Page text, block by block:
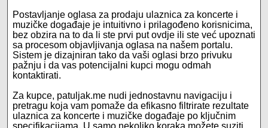
Postavljanje oglasa za prodaju ulaznica za koncerte i
muzičke događaje je intuitivno i prilagođeno korisnicima,
bez obzira na to da li ste prvi put ovdje ili ste već upoznati
sa procesom objavljivanja oglasa na našem portalu.
Sistem je dizajniran tako da vaši oglasi brzo privuku
pažnju i da vas potencijalni kupci mogu odmah
kontaktirati.
Za kupce, patuljak.me nudi jednostavnu navigaciju i
pretragu koja vam pomaže da efikasno filtrirate rezultate
ulaznica za koncerte i muzičke događaje po ključnim
specifikacijama. U samo nekoliko koraka možete suziti